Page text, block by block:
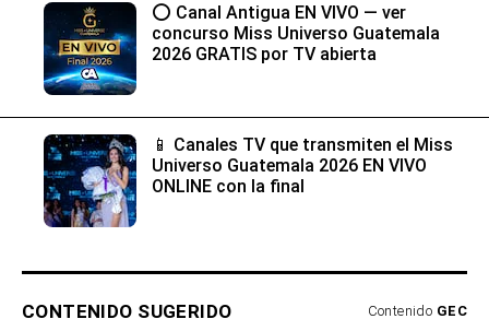
⭕ Canal Antigua EN VIVO — ver
concurso Miss Universo Guatemala
2026 GRATIS por TV abierta
📱 Canales TV que transmiten el Miss
Universo Guatemala 2026 EN VIVO
ONLINE con la final
CONTENIDO SUGERIDO Contenido GEC